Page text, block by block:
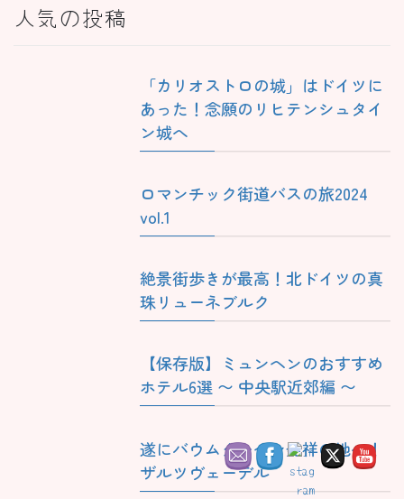
人気の投稿
「カリオストロの城」はドイツに
あった！念願のリヒテンシュタイ
ン城へ
ロマンチック街道バスの旅2024
vol.1
絶景街歩きが最高！北ドイツの真
珠リューネブルク
【保存版】ミュンヘンのおすすめ
ホテル6選 〜 中央駅近郊編 〜
遂にバウムクーヘン発祥の地へ！
ザルツヴェーデル